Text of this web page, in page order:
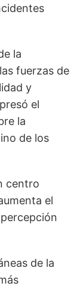
la
fuerzas de
y
el
la
de los
centro
el
de la